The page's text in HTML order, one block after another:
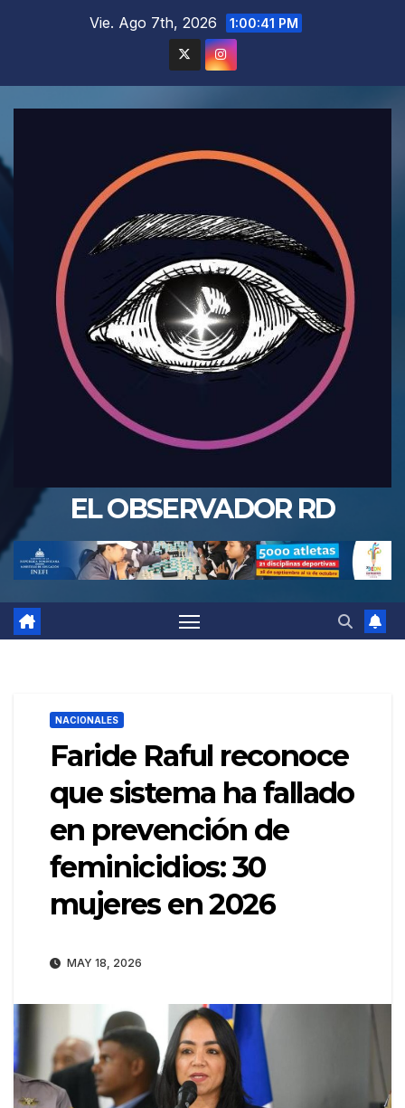
Vie. Ago 7th, 2026 1:00:43 PM
EL OBSERVADOR RD
NACIONALES
Faride Raful reconoce
que sistema ha fallado
en prevención de
feminicidios: 30
mujeres en 2026
MAY 18, 2026